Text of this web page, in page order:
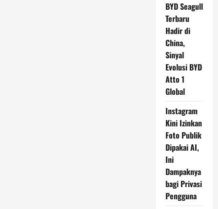
BYD Seagull
Terbaru
Hadir di
China,
Sinyal
Evolusi BYD
Atto 1
Global
Instagram
Kini Izinkan
Foto Publik
Dipakai AI,
Ini
Dampaknya
bagi Privasi
Pengguna